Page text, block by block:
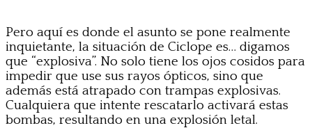
Pero aquí es donde el asunto se pone realmente
inquietante, la situación de Ciclope es… digamos
que “explosiva”. No solo tiene los ojos cosidos para
impedir que use sus rayos ópticos, sino que
además está atrapado con trampas explosivas.
Cualquiera que intente rescatarlo activará estas
bombas, resultando en una explosión letal.